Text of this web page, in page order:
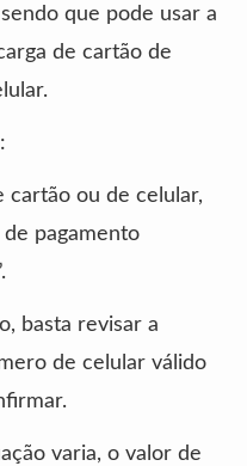
que pode usar a
de cartão de
cartão ou de celular,
pagamento
basta revisar a
de celular válido
varia, o valor de